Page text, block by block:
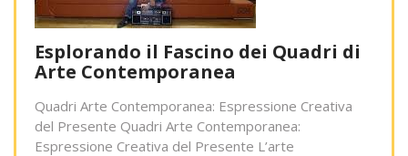
Esplorando il Fascino dei Quadri di
Arte Contemporanea
Quadri Arte Contemporanea: Espressione Creativa
del Presente Quadri Arte Contemporanea:
Espressione Creativa del Presente L’arte